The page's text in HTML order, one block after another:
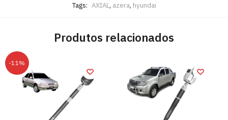
Tags: AXIAL, azera, hyundai
Produtos relacionados
-11%